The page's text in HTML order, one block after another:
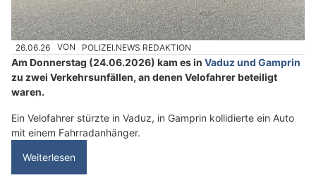
26.06.26 VON POLIZEI.NEWS REDAKTION
Am Donnerstag (24.06.2026) kam es in Vaduz und Gamprin
zu zwei Verkehrsunfällen, an denen Velofahrer beteiligt
waren.
Ein Velofahrer stürzte in Vaduz, in Gamprin kollidierte ein Auto
mit einem Fahrradanhänger.
Weiterlesen